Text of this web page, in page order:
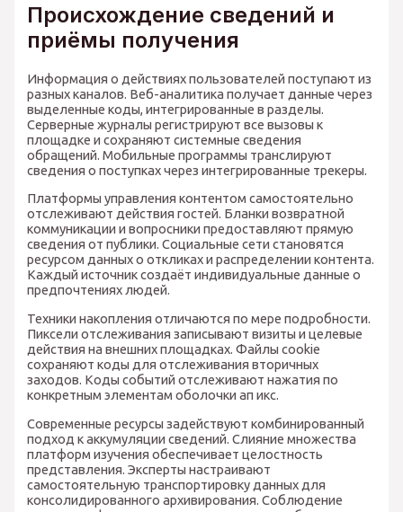
Происхождение сведений и
приёмы получения
Информация о действиях пользователей поступают из
разных каналов. Веб-аналитика получает данные через
выделенные коды, интегрированные в разделы.
Серверные журналы регистрируют все вызовы к
площадке и сохраняют системные сведения
обращений. Мобильные программы транслируют
сведения о поступках через интегрированные трекеры.
Платформы управления контентом самостоятельно
отслеживают действия гостей. Бланки возвратной
коммуникации и вопросники предоставляют прямую
сведения от публики. Социальные сети становятся
ресурсом данных о откликах и распределении контента.
Каждый источник создаёт индивидуальные данные о
предпочтениях людей.
Техники накопления отличаются по мере подробности.
Пиксели отслеживания записывают визиты и целевые
действия на внешних площадках. Файлы cookie
сохраняют коды для отслеживания вторичных
заходов. Коды событий отслеживают нажатия по
конкретным элементам оболочки ап икс.
Современные ресурсы задействуют комбинированный
подход к аккумуляции сведений. Слияние множества
платформ изучения обеспечивает целостность
представления. Эксперты настраивают
самостоятельную транспортировку данных для
консолидированного архивирования. Соблюдение